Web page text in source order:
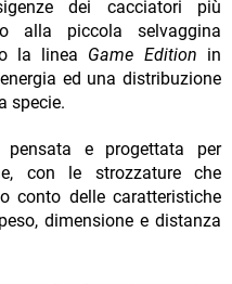
dei cacciatori più
alla piccola selvaggina
la linea Game Edition in
ed una distribuzione
specie.
e progettata per
con le strozzature che
conto delle caratteristiche
dimensione e distanza